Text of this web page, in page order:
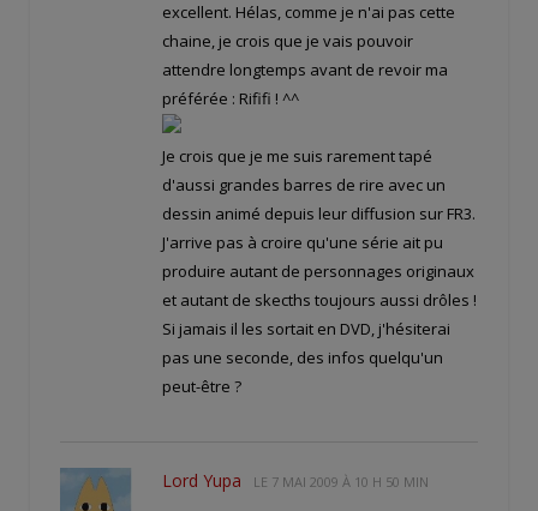
excellent. Hélas, comme je n'ai pas cette
chaine, je crois que je vais pouvoir
attendre longtemps avant de revoir ma
préférée : Rififi ! ^^
Je crois que je me suis rarement tapé
d'aussi grandes barres de rire avec un
dessin animé depuis leur diffusion sur FR3.
J'arrive pas à croire qu'une série ait pu
produire autant de personnages originaux
et autant de skecths toujours aussi drôles !
Si jamais il les sortait en DVD, j'hésiterai
pas une seconde, des infos quelqu'un
peut-être ?
Lord Yupa LE 7 MAI 2009 À 10 H 50 MIN